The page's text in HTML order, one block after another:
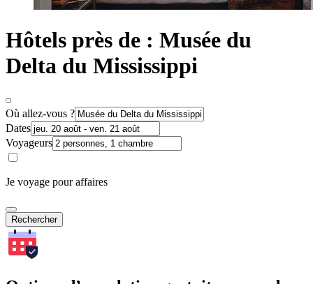
Hôtels près de : Musée du
Delta du Mississippi
Où allez-vous ?
Dates
Voyageurs
Je voyage pour affaires
Rechercher